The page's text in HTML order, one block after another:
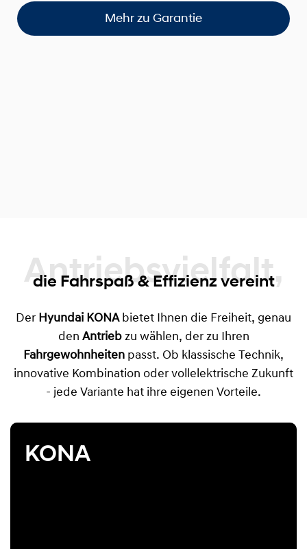
Mehr zu Garantie
Antriebsvielfalt,
die Fahrspaß & Effizienz vereint
Der Hyundai KONAbietet Ihnen die Freiheit, genau
den Antriebzu wählen, der zu Ihren
Fahrgewohnheiten passt. Ob klassische Technik,
innovative Kombination oder vollelektrische Zukunft
- jede Variante hat ihre eigenen Vorteile.
KONA